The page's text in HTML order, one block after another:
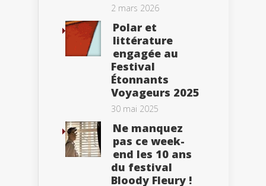
2 mars 2026
Polar et
littérature
engagée au
Festival
Étonnants
Voyageurs 2025
30 mai 2025
Ne manquez
pas ce week-
end les 10 ans
du festival
Bloody Fleury !